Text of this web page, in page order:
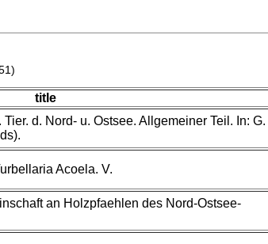
title
d. Nord- u. Ostsee. Allgemeiner Teil. In: G.
Acoela. V.
an Holzpfaehlen des Nord-Ostsee-